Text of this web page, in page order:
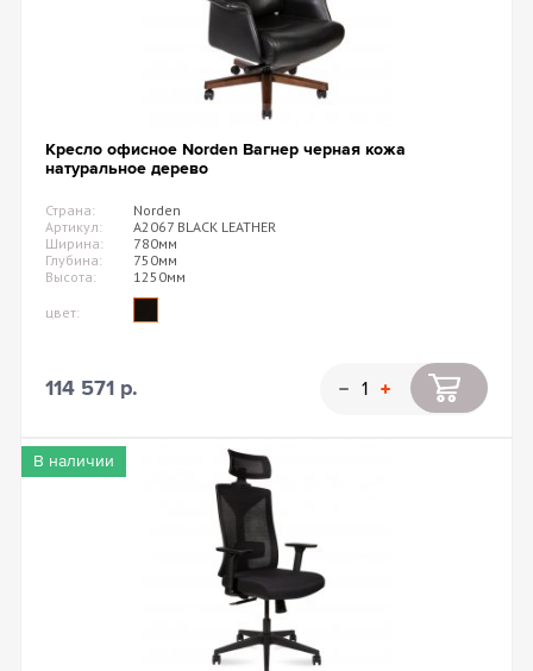
Кресло офисное Norden Вагнер черная кожа
натуральное дерево
Страна:
Norden
Артикул:
А2067 BLACK LEATHER
Ширина:
780мм
Глубина:
750мм
Высота:
1250мм
цвет:
114 571 р.
В наличии